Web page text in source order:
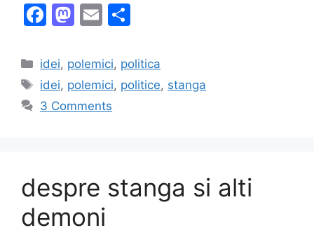
F
c
e
b
M
st
o
d
E
ai
l
ar
e
Categories
idei, polemici, politica
Tags
idei, polemici, politice, stanga
3 Comments
despre stanga si alti
demoni